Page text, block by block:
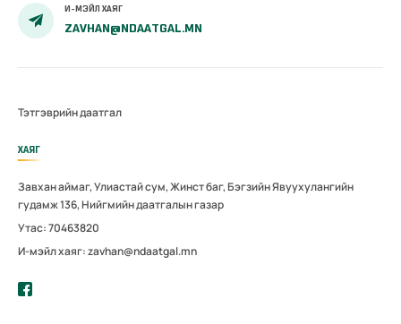
И-МЭЙЛ ХАЯГ
ZAVHAN@NDAATGAL.MN
Тэтгэврийн даатгал
ХАЯГ
Завхан аймаг, Улиастай сум, Жинст баг, Бэгзийн Явуухулангийн
гудамж 136, Нийгмийн даатгалын газар
Утас: 70463820
И-мэйл хаяг: zavhan@ndaatgal.mn